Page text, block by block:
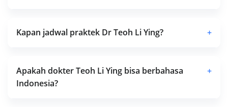
Kapan jadwal praktek Dr Teoh Li Ying? +
Apakah dokter Teoh Li Ying bisa berbahasa
Indonesia?
+